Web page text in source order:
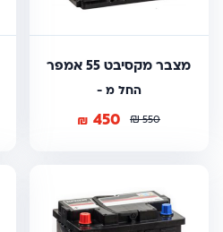
מצבר מקסיבט 55 אמפר
החל מ -
550
₪
450
₪